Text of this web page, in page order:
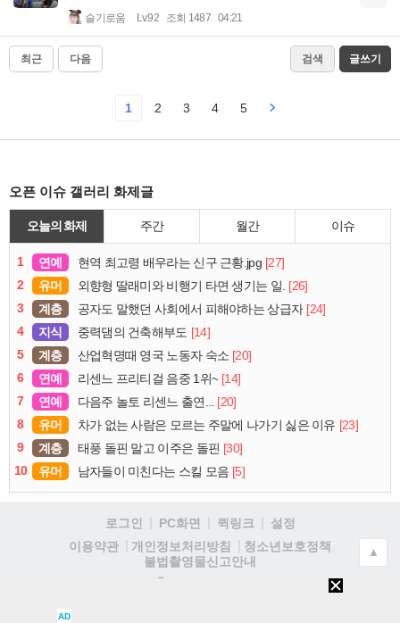
슬기로움 Lv.92 조회 1487 04:21
최근 다음 검색 글쓰기
1 2 3 4 5
오픈 이슈 갤러리 화제글
오늘의 화제 주간 월간 이슈
1 연예 현역 최고령 배우라는 신구 근황.jpg [27]
2
유머 외향형 딸래미와 비행기 타면 생기는 일. [26]
3
계층 공자도 말했던 사회에서 피해야하는 상급자 [24]
4
지식 중력댐의 건축해부도 [14]
5
계층 산업혁명때 영국 노동자 숙소 [20]
6
연예 리센느 프리티걸 음중 1위~ [14]
7
연예 다음주 놀토 리센느 출연... [20]
8
유머 차가 없는 사람은 모르는 주말에 나가기 싫은 이유 [23]
9
계층 태풍 돌핀 말고 이주은 돌핀 [30]
10
유머 남자들이 미친다는 스킬 모음 [5]
로그인 PC화면 퀵링크
설정
이용약관
개인정보처리방침
청소년보호정책
불법촬영물신고안내
▲
AD